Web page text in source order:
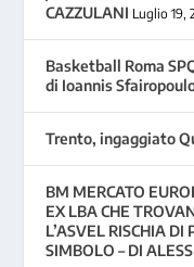
CAZZULANI Luglio 19,
Basketball Roma
di Ioannis
Trento, ingaggiato
BM MERCATO
EX LBA CHE
L’ASVEL RISCHIA DI
SIMBOLO – DI